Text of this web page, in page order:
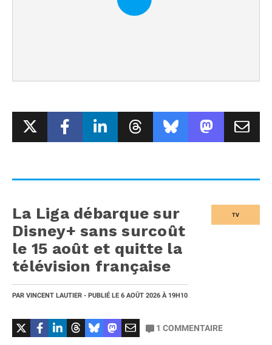
TV
La Liga débarque sur
Disney+ sans surcoût
le 15 août et quitte la
télévision française
PAR VINCENT LAUTIER - PUBLIÉ LE 6 AOÛT 2026 À 19H10
1 COMMENTAIRE